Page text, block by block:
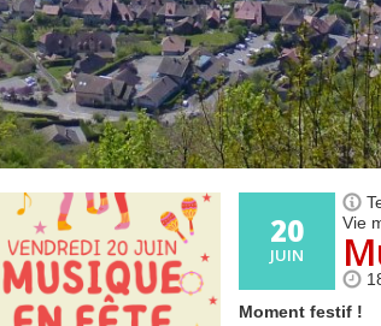
de loisirs et
périscolaire
Mercredis
périscolaire
Vacances scolaires
Subventions
20
JUIN
Vie
Moment festif !